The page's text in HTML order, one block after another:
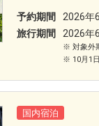
予約期間
2026年
旅行期間
2026年
対象外
10月1
国内宿泊